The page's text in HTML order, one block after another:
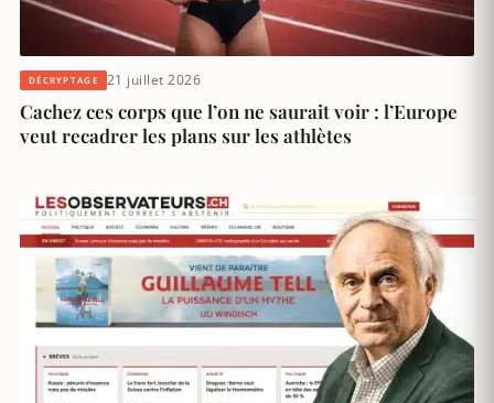
DÉCRYPTAGE 21 juillet 2026
Cachez ces corps que l’on ne saurait voir : l’Europe
veut recadrer les plans sur les athlètes